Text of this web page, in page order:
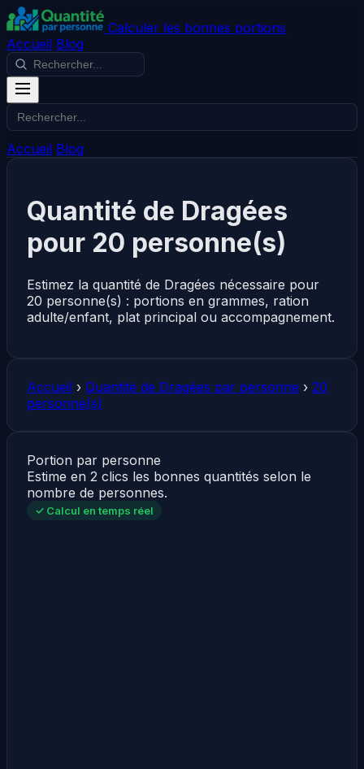
Calculer les bonnes portions
Accueil Blog
Accueil Blog
Quantité de Dragées
pour 20 personne(s)
Estimez la quantité de Dragées nécessaire pour
20 personne(s) : portions en grammes, ration
adulte/enfant, plat principal ou accompagnement.
Accueil › Quantité de Dragées par personne › 20
personne(s)
Portion par personne
Estime en 2 clics les bonnes quantités selon le
nombre de personnes.
✓ Calcul en temps réel